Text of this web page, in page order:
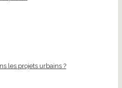
les projets urbains ?